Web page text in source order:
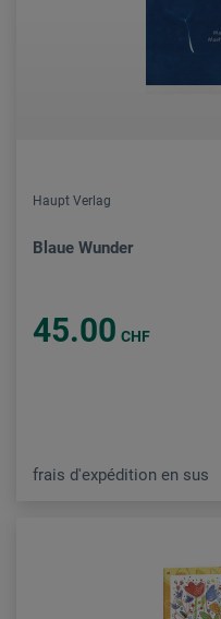
Haupt Verlag
Blaue Wunder
45.00 CHF
frais d'expédition en sus